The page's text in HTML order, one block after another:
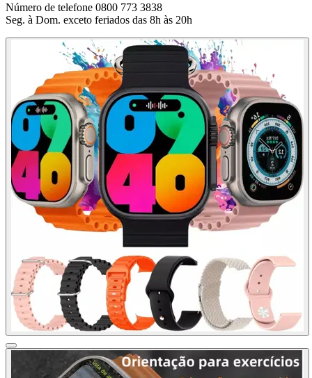
Número de telefone 0800 773 3838
Seg. à Dom. exceto feriados das 8h às 20h